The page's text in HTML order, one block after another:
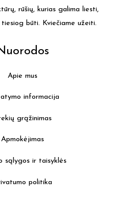
rūšių, kurias galima liesti,
būti. Kviečiame užeiti.
Apie mus
informacija
grąžinimas
Apmokėjimas
sąlygos ir taisyklės
politika